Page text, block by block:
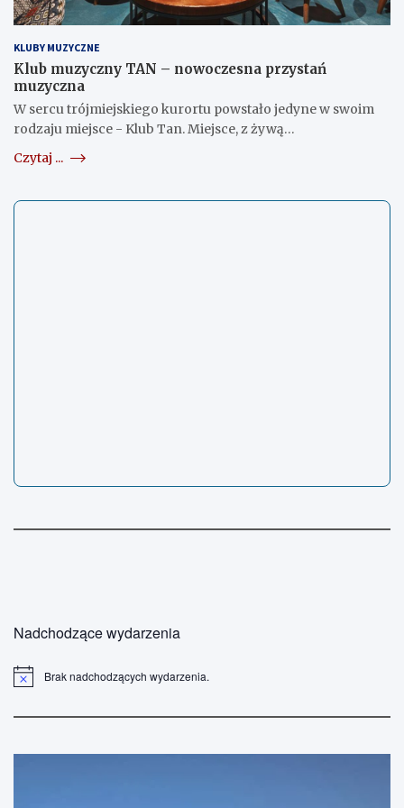
KLUBY MUZYCZNE
Klub muzyczny TAN – nowoczesna przystań
muzyczna
W sercu trójmiejskiego kurortu powstało jedyne w swoim
rodzaju miejsce - Klub Tan. Miejsce, z żywą…
Czytaj ...
Nadchodzące wydarzenia
d
Brak nadchodzących wydarzenia.